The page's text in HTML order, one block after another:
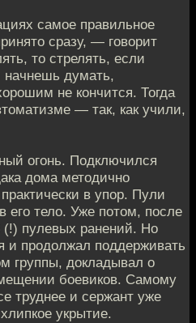
самое правильное
сразу, — говорит
то стрелять, если
начнешь думать,
не кончится. Тогда
— так, как учили,
огонь. Подключился
дома методично
в упор. Пули
его тело. Уже потом, после
(!) пулевых ранений. Но
и продолжал поддерживать
группы, докладывал о
боевиков. Самому
труднее и сержант уже
укрытие.